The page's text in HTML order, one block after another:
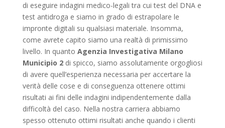
di eseguire indagini medico-legali tra cui test del DNA e
test antidroga e siamo in grado di estrapolare le
impronte digitali su qualsiasi materiale. Insomma,
come avrete capito siamo una realtà di primissimo
livello. In quanto Agenzia Investigativa Milano
Municipio 2di spicco, siamo assolutamente orgogliosi
di avere quell’esperienza necessaria per accertare la
verità delle cose e di conseguenza ottenere ottimi
risultati ai fini delle indagini indipendentemente dalla
difficoltà del caso. Nella nostra carriera abbiamo
spesso ottenuto ottimi risultati anche quando i clienti